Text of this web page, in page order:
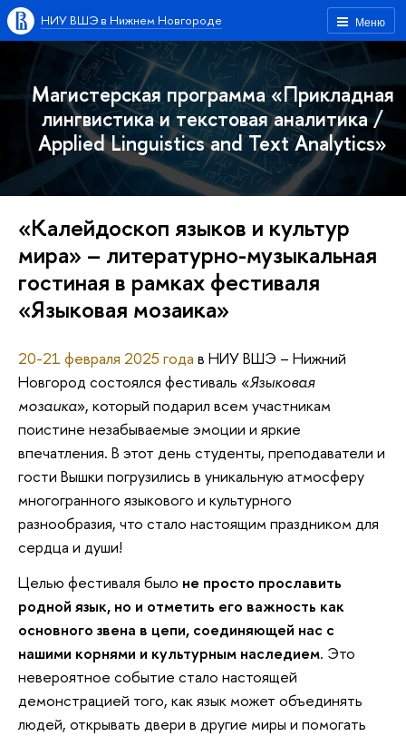
Меню
НИУ ВШЭ в Нижнем Новгороде
Магистерская программа «Прикладная
лингвистика и текстовая аналитика /
Applied Linguistics and Text Analytics»
«Калейдоскоп языков и культур
мира» – литературно-музыкальная
гостиная в рамках фестиваля
«Языковая мозаика»
20-21 февраля 2025 года в НИУ ВШЭ – Нижний
Новгород состоялся фестиваль «Языковая
мозаика», который подарил всем участникам
поистине незабываемые эмоции и яркие
впечатления. В этот день студенты, преподаватели и
гости Вышки погрузились в уникальную атмосферу
многогранного языкового и культурного
разнообразия, что стало настоящим праздником для
сердца и души!
Целью фестиваля было не просто прославить
родной язык, но и отметить его важность как
основного звена в цепи, соединяющей нас с
нашими корнями и культурным наследием. Это
невероятное событие стало настоящей
демонстрацией того, как язык может объединять
людей, открывать двери в другие миры и помогать